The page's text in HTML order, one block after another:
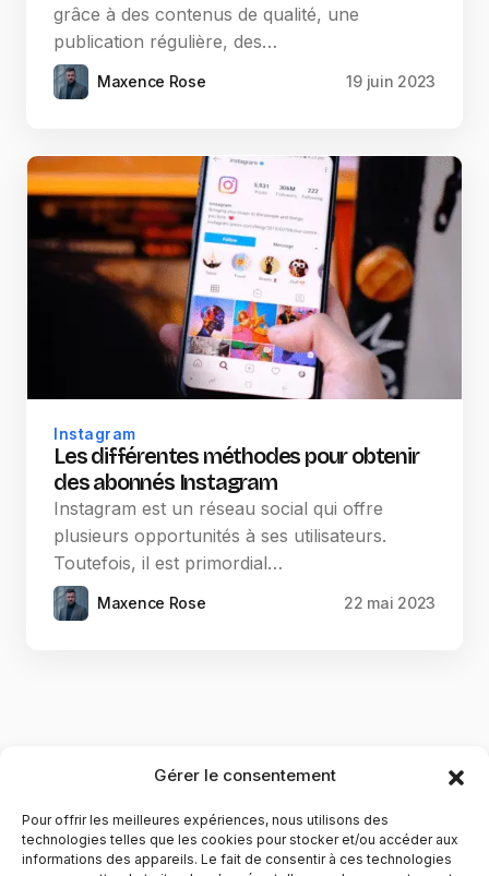
Gérer le consentement
Pour offrir les meilleures expériences, nous utilisons des
technologies telles que les cookies pour stocker et/ou accéder aux
informations des appareils. Le fait de consentir à ces technologies
grâce à des contenus de qualité, une
publication régulière, des…
Maxence Rose 19 juin 2023
Instagram
Les différentes méthodes pour obtenir
des abonnés Instagram
Instagram est un réseau social qui offre
plusieurs opportunités à ses utilisateurs.
Toutefois, il est primordial…
Maxence Rose 22 mai 2023